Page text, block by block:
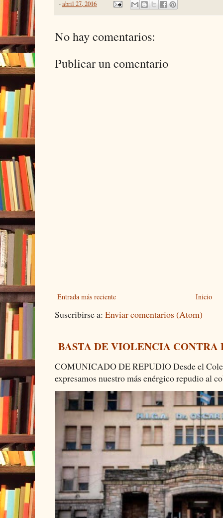
-abril 27, 2016
No hay comentarios:
Publicar un comentario
Entrada más reciente Inicio
Suscribirse a: Enviar comentarios (Atom)
BASTA DE VIOLENCIA
COMUNICADO DE REPUDIO Desde el
expresamos nuestro más enérgico repudio al